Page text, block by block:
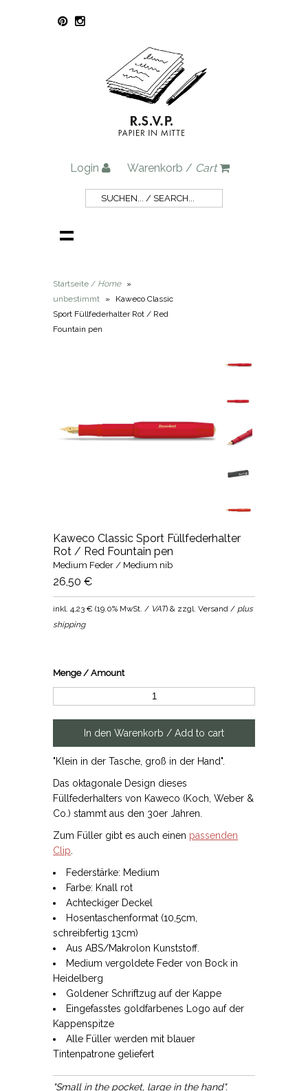
Login Warenkorb / Cart
Startseite / Home
»
unbestimmt
»
Kaweco Classic
Sport Füllfederhalter Rot / Red
Fountain pen
Kaweco Classic Sport Füllfederhalter
Rot / Red Fountain pen
Medium Feder / Medium nib
26,50 €
inkl.4,23 € (19.0% MwSt. / VAT) & zzgl. Versand / plus
shipping
Menge / Amount
"Klein in der Tasche, groß in der Hand".
Das oktagonale Design dieses
Füllfederhalters von Kaweco (Koch, Weber &
Co.) stammt aus den 30er Jahren.
Zum Füller gibt es auch einen passenden
Clip
Federstärke: Medium
Farbe: Knall rot
Achteckiger Deckel
Hosentaschenformat (10,5cm,
schreibfertig 13cm)
Aus ABS/Makrolon Kunststoff.
Medium vergoldete Feder von Bock in
Heidelberg
Goldener Schriftzug auf der Kappe
Eingefasstes goldfarbenes Logo auf der
Kappenspitze
Alle Füller werden mit blauer
Tintenpatrone geliefert
"Small in the pocket, large in the hand".